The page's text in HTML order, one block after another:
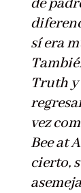
de
sí era
Truth y
vez
Bee at
cierto,